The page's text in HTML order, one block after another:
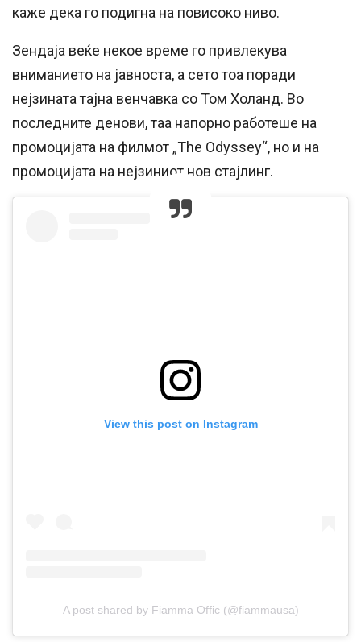
каже дека го подигна на повисоко ниво.
Зендаја веќе некое време го привлекува
вниманието на јавноста, а сето тоа поради
нејзината тајна венчавка со Том Холанд. Во
последните денови, таа напорно работеше на
промоцијата на филмот „The Odyssey“, но и на
промоцијата на нејзиниот нов стајлинг.
View this post on Instagram
A post shared by Fiamma Offic (@fiammausa)